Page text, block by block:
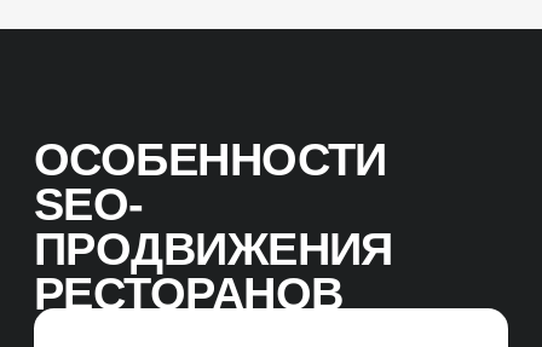
МАРКЕТПЛЕЙСОВ
01. WEB-АНАЛИТИКА